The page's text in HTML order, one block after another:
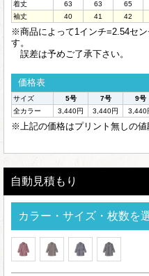
着丈 63 63 65
袖丈
40 41 42
※商品によって1インチ=2.54セ
す。
誤差は予めご了承下さい。
価格表
サイズ 5号 7号 9号
全カラー
3,440円 3,440円 3,440
※上記の価格はプリント無しの値
自動見積もり
カラー・サイズ・枚数を